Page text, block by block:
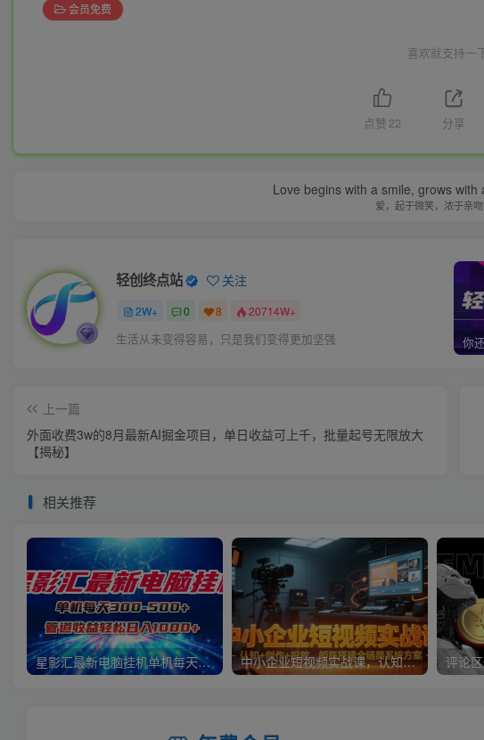
会员免费
喜欢就支持一
点赞 22 分享
Love begins with a smile, grows
爱，起于微笑，浓于亲
轻创终点站 关注
2W+ 0 8 20714W+
生活从未变得容易，只是我们变得更加坚强
上一篇
外面收费3w的8月最新AI掘金项目，单日收益可上千，批量起号无限放大
【揭秘】
相关推荐
星影汇最新电脑挂机单机每天300+团队管道收益轻松日入1000+ 中小企业短视频实战课，认知+创作+投放，矩阵搭建全链路系统方案